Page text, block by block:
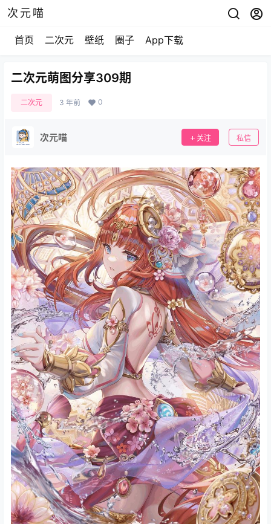
次元喵
首页 二次元 壁纸 圈子 App下载
二次元萌图分享309期
二次元 3 年前 0
次元喵 关注 私信